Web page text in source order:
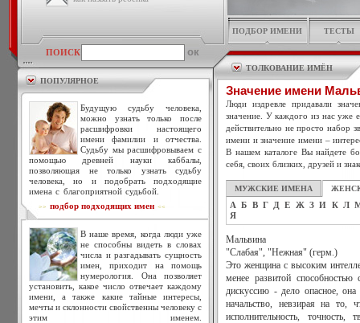
ПОИСК
ПОПУЛЯРНОЕ
Будущую судьбу человека,
можно узнать только после
расшифровки настоящего
имени фамилии и отчества.
Судьбу мы расшифровываем с
помощью древней науки каббалы,
позволяющая не только узнать судьбу
человека, но и подобрать подходящие
имена с благоприятной судьбой.
>> подбор подходящих имен <<
В наше время, когда люди уже
не способны видеть в словах
числа и разгадывать сущность
имен, приходит на помощь
нумерология. Она позволяет
установить, какое число отвечает каждому
имени, а также какие тайные интересы,
мечты и склонности свойственны человеку с
этим именем.
ПОДБОР ИМЕНИ ТЕСТЫ
ТОЛКОВАНИЕ ИМЁН
Значение имени
Люди издревле придавали
значение. У каждого из нас уже
действительно не просто набор
имени и значение имени –
В нашем каталоге Вы найдете
себя, своих близких, друзей и
МУЖСКИЕ ИМЕНА
А Б В Г Д Е Ж З И К Л
Я
Мальвина
"Слабая", "Нежная" (герм.)
Это женщина с высоким
менее развитой
дискуссию - дело опасное,
начальство, невзирая на то,
исполнительность,